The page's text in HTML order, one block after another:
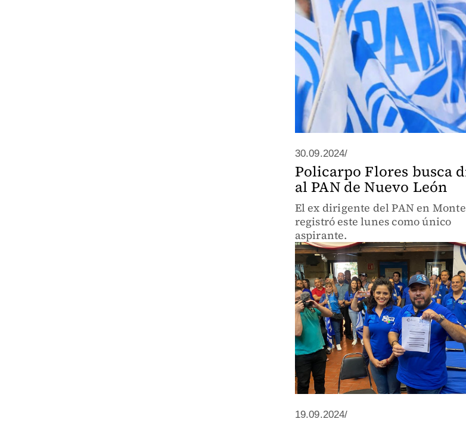
30.09.2024/
Policarpo Flores busca
al PAN de Nuevo León
El ex dirigente del PAN en
registró este lunes como único
aspirante.
19.09.2024/